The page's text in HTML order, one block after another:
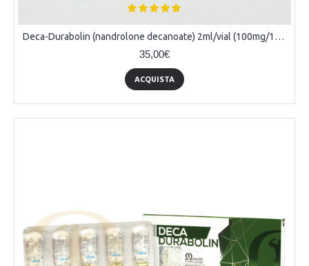
Deca-Durabolin (nandrolone decanoate) 2ml/vial (100mg/1ml)
35,00€
ACQUISTA